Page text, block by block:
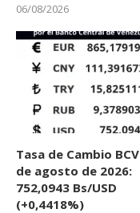
06/08/2026
Tasa de Cambio
de agosto de 2026:
752,0943 Bs/USD
(+0,4418%)